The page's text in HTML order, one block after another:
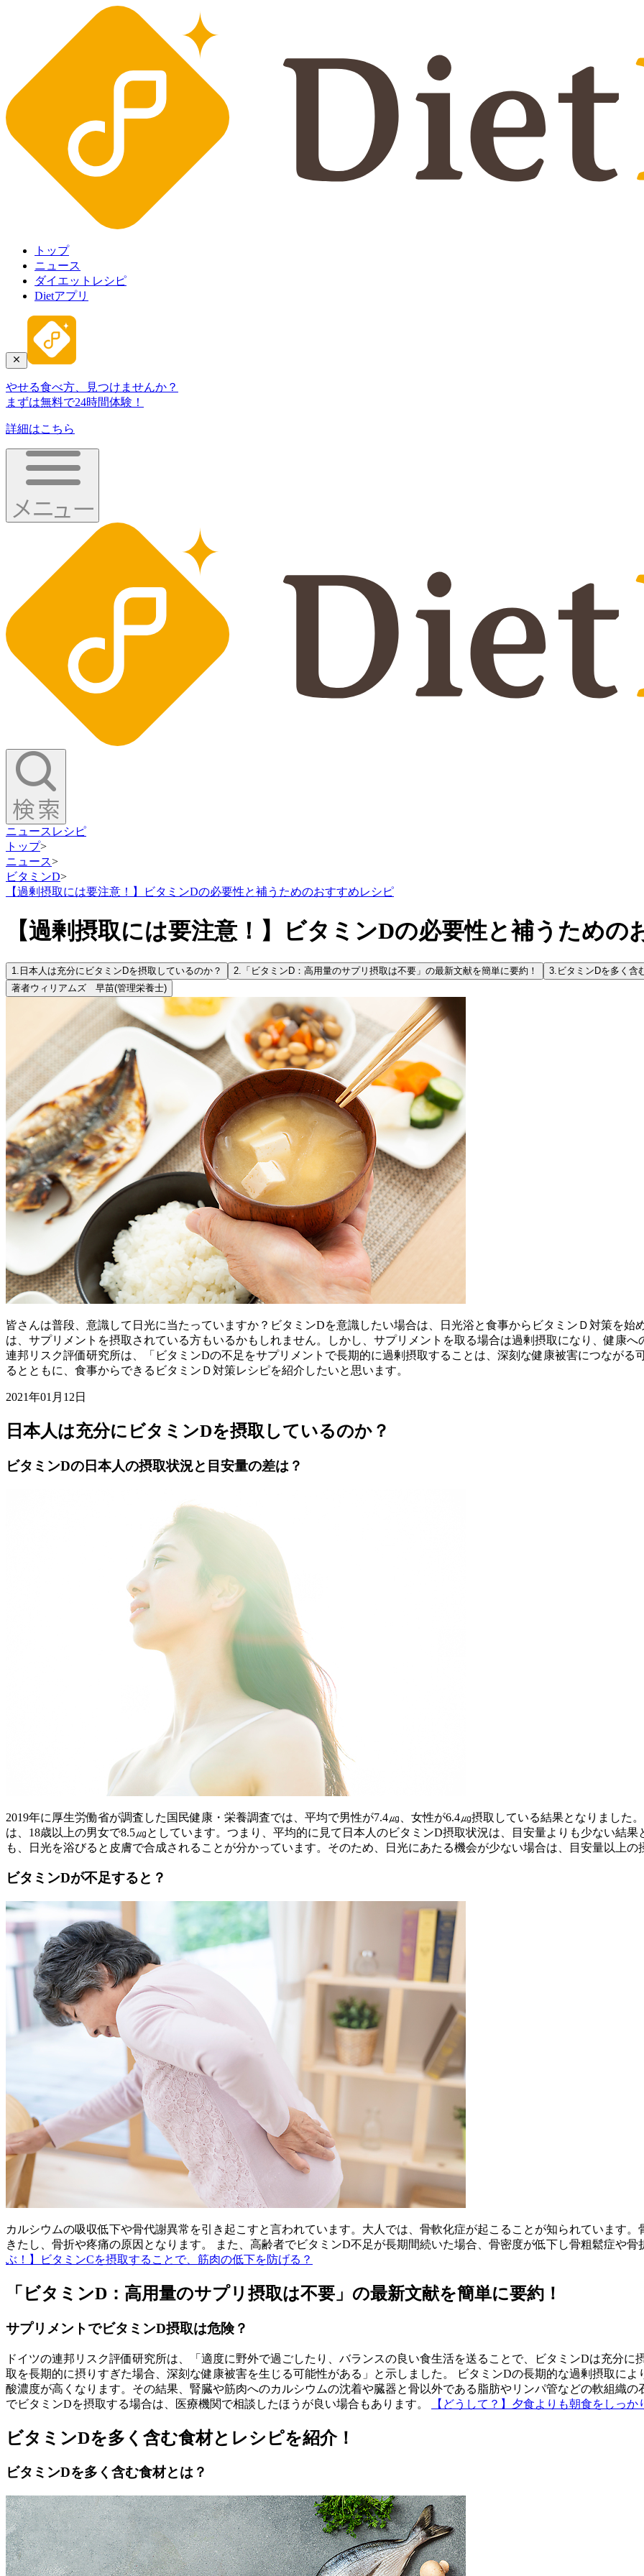
トップ
ニュース
ダイエットレシピ
Dietアプリ
やせる食べ方、見つけませんか？
まずは無料で24時間体験！
詳細はこちら
ニュース レシピ
トップ>
ニュース>
ビタミンD>
【過剰摂取には要注意！】ビタミンDの必要性と補うためのおすすめレシピ
【過剰摂取には要注意！】ビタミンDの必要性と補うための
1. 日本人は充分にビタミンDを摂取しているのか？ 2. 「ビタミンD：高用量のサプリ摂取は不要」の最新文献を簡単に要約！ 3. ビタミンDを多く含
著者ウィリアムズ 早苗(管理栄養士)
皆さんは普段、意識して日光に当たっていますか？ビタミンDを意識したい場合は、日光浴と食事からビタミンＤ対策を
は、サプリメントを摂取されている方もいるかもしれません。しかし、サプリメントを取る場合は過剰摂取になり、健康
連邦リスク評価研究所は、「ビタミンDの不足をサプリメントで長期的に過剰摂取することは、深刻な健康被害につなが
るとともに、食事からできるビタミンＤ対策レシピを紹介したいと思います。
2021年01月12日
日本人は充分にビタミンDを摂取しているのか？
ビタミンDの日本人の摂取状況と目安量の差は？
2019年に厚生労働省が調査した国民健康・栄養調査では、平均で男性が7.4㎍、女性が6.4㎍摂取している結果となりました
は、18歳以上の男女で8.5㎍としています。つまり、平均的に見て日本人のビタミンD摂取状況は、目安量よりも少ない結
も、日光を浴びると皮膚で合成されることが分かっています。そのため、日光にあたる機会が少ない場合は、目安量以上の
ビタミンDが不足すると？
カルシウムの吸収低下や骨代謝異常を引き起こすと言われています。大人では、骨軟化症が起こることが知られています
きたし、骨折や疼痛の原因となります。 また、高齢者でビタミンD不足が長期間続いた場合、骨密度が低下し骨粗鬆症や骨
ぶ！】ビタミンCを摂取することで、筋肉の低下を防げる？
「ビタミンD：高用量のサプリ摂取は不要」の最新文献を簡単に要約！
サプリメントでビタミンD摂取は危険？
ドイツの連邦リスク評価研究所は、「適度に野外で過ごしたり、バランスの良い食生活を送ることで、ビタミンDは充分
取を長期的に摂りすぎた場合、深刻な健康被害を生じる可能性がある」と示しました。 ビタミンDの長期的な過剰摂取に
酸濃度が高くなります。その結果、腎臓や筋肉へのカルシウムの沈着や臓器と骨以外である脂肪やリンパ管などの軟組織
でビタミンDを摂取する場合は、医療機関で相談したほうが良い場合もあります。
【どうして？】夕食よりも朝食をしっ
ビタミンDを多く含む食材とレシピを紹介！
ビタミンDを多く含む食材とは？